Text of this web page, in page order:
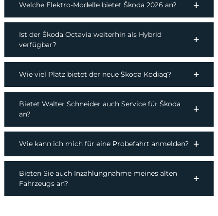
Welche Elektro-Modelle bietet Škoda 2026 an?
Ist der Škoda Octavia weiterhin als Hybrid
verfügbar?
Wie viel Platz bietet der neue Škoda Kodiaq?
Bietet Walter Schneider auch Service für Škoda
an?
Wie kann ich mich für eine Probefahrt anmelden?
Bieten Sie auch Inzahlungnahme meines alten
Fahrzeugs an?